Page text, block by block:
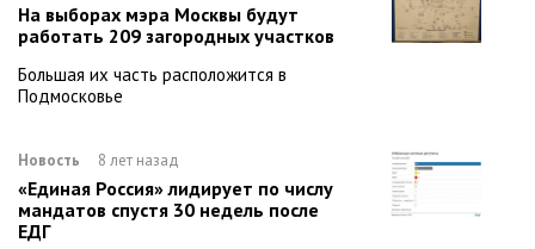
На выборах мэра Москвы будут
работать 209 загородных участков
Большая их часть расположится в
Подмосковье
Новость 8 лет назад
«Единая Россия» лидирует по числу
мандатов спустя 30 недель после
ЕДГ